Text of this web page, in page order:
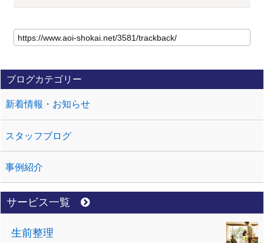
ブログカテゴリー
新着情報・お知らせ
スタッフブログ
事例紹介
サービス一覧
生前整理